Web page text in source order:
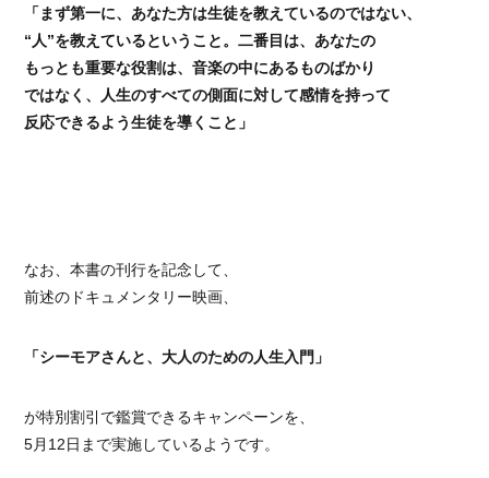
「まず第一に、あなた方は生徒を教えているのではない、
“人”を教えているということ。二番目は、あなたの
もっとも重要な役割は、音楽の中にあるものばかり
ではなく、人生のすべての側面に対して感情を持って
反応できるよう生徒を導くこと」
なお、本書の刊行を記念して、
前述のドキュメンタリー映画、
「シーモアさんと、大人のための人生入門」
が特別割引で鑑賞できるキャンペーンを、
5月12日まで実施しているようです。